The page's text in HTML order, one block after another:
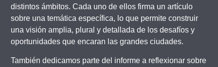
distintos ámbitos. Cada uno de ellos firma un artículo
sobre una temática específica, lo que permite construir
una visión amplia, plural y detallada de los desafíos y
oportunidades que encaran las grandes ciudades.
También dedicamos parte del informe a reflexionar sobre